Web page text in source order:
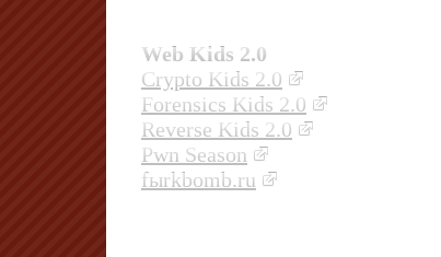
Web Kids 2.0
Crypto Kids 2.0
Forensics Kids 2.0
Reverse Kids 2.0
Pwn Season
fыrkbomb.ru